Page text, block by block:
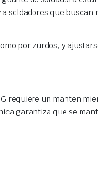
que
por zurdos, y
requiere un
garantiza que se